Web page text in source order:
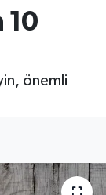
10
önemli